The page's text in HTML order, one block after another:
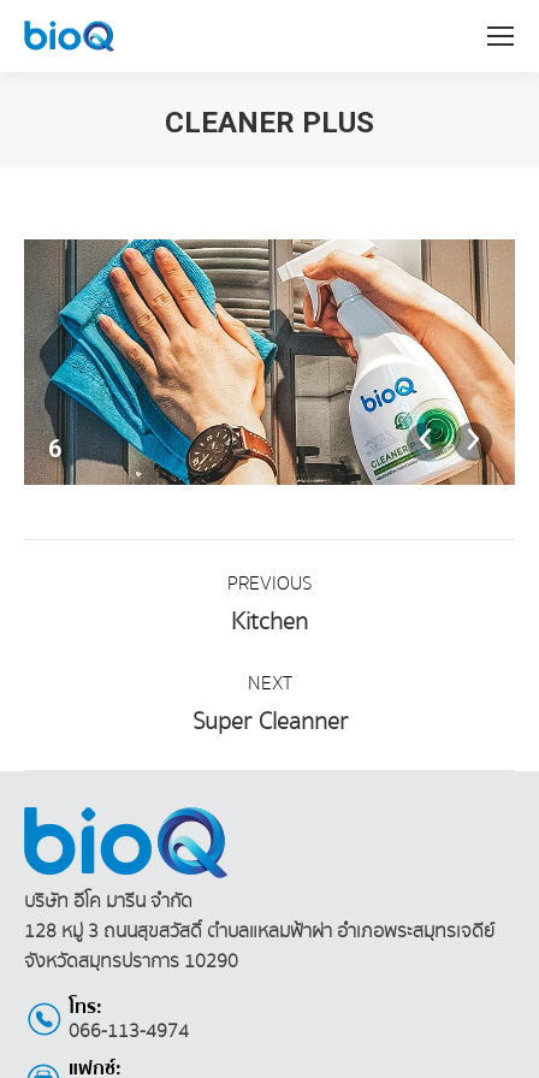
CLEANER PLUS
6
PREVIOUS
Previous
Kitchen
NEXT
Next
Super Cleanner
บริษัท อีโค มารีน จำกัด
128 หมู่ 3 ถนนสุขสวัสดิ์ ตำบลแหลมฟ้าผ่า อำเภอพระสมุทรเจดีย์
จังหวัดสมุทรปราการ 10290
โทร:
066-113-4974
แฟกซ์: